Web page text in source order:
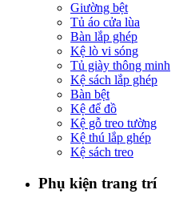
Giường bệt
Tủ áo cửa lùa
Bàn lắp ghép
Kệ lò vi sóng
Tủ giày thông minh
Kệ sách lắp ghép
Bàn bệt
Kệ để đồ
Kệ gỗ treo tường
Kệ thú lắp ghép
Kệ sách treo
Phụ kiện trang trí